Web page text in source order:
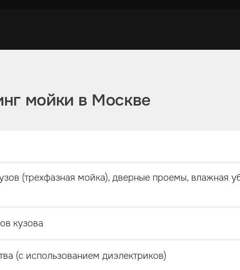
мойки в Москве
(трехфазная мойка), дверные проемы, влажная
кузова
(с использованием диэлектриков)